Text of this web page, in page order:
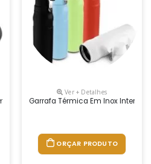
Pintura Eletrostática Capacidade
Ver + Detalhes
Garrafa Térmica Em Inox Interno
ORÇAR PRODUTO